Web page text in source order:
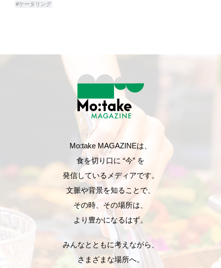
#ケータリング
Mo:take MAGAZINEは、
食を切り口に “今” を
発信しているメディアです。
文脈や背景を知ることで、
その時、その場所は、
より豊かになるはず。
みんなとともに考えながら、
さまざまな場所へ。